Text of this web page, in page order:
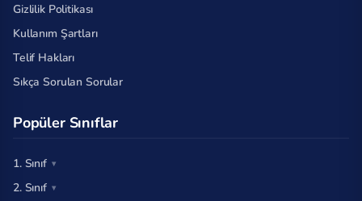
Gizlilik Politikası
Kullanım Şartları
Telif Hakları
Sıkça Sorulan Sorular
Popüler Sınıflar
1. Sınıf
2. Sınıf